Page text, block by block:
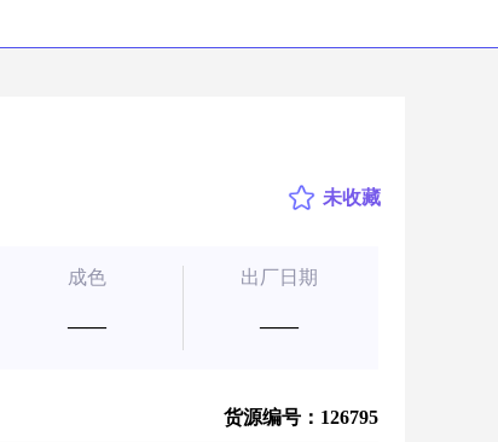
未收藏
成色
——
出厂日期
——
货源编号：126795